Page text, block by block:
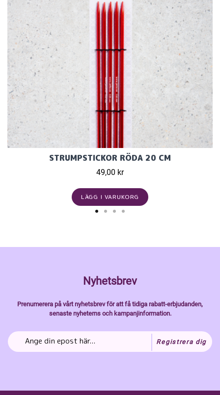
STRUMPSTICKOR RÖDA 20 CM
49,00 kr
LÄGG I VARUKORG
Nyhetsbrev
Prenumerera på vårt nyhetsbrev för att få tidiga rabatt-erbjudanden,
senaste nyheterns och kampanjinformation.
Registrera dig